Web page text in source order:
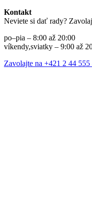
Kontakt
Neviete si dať rady?
po–pia – 8:00 až 20:00
víkendy,sviatky – 9:00 až
Zavolajte na +421 2 44 555